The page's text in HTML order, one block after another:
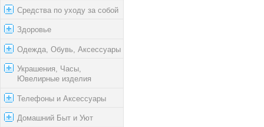
Средства по уходу за собой
Здоровье
Одежда, Обувь, Аксессуары
Украшения, Часы,
Ювелирные изделия
Телефоны и Аксессуары
Домашний Быт и Уют